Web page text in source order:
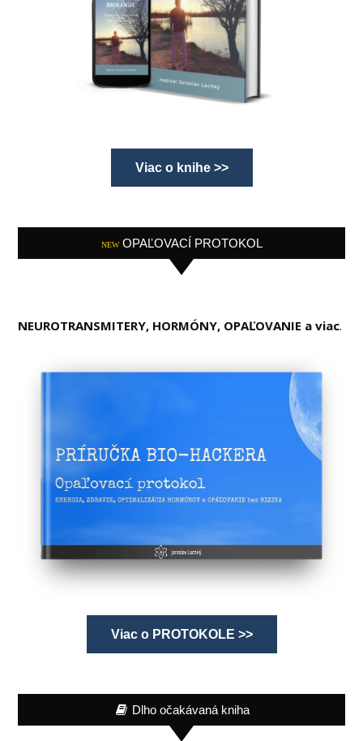
Viac o knihe >>
NEW OPAĽOVACÍ PROTOKOL
NEUROTRANSMITERY, HORMÓNY, OPAĽOVANIE a viac.
Viac o PROTOKOLE >>
Dlho očakávaná kniha